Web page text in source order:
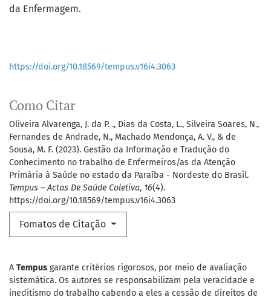
Como Citar
Oliveira Alvarenga, J. da P. ., Dias da Costa, L., Silveira Soares, N.,
Fernandes de Andrade, N., Machado Mendonça, A. V., & de
Sousa, M. F. (2023). Gestão da Informação e Tradução do
Conhecimento no trabalho de Enfermeiros/as da Atenção
Primária à Saúde no estado da Paraíba - Nordeste do Brasil.
Tempus – Actas De Saúde Coletiva, 16(4).
https://doi.org/10.18569/tempus.v16i4.3063
Fomatos de Citação
da Enfermagem.
https://doi.org/10.18569/tempus.v16i4.3063
A Tempus garante critérios rigorosos, por meio de avaliação
sistemática. Os autores se responsabilizam pela veracidade e
ineditismo do trabalho cabendo a eles a cessão de direitos de